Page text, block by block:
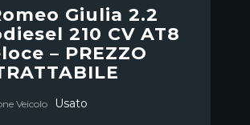
Giulia 2.2
210 CV AT8
– PREZZO
Veicolo Usato